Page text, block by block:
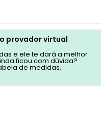
provador virtual
e ele te dará a melhor
ficou com dúvida?
de medidas.